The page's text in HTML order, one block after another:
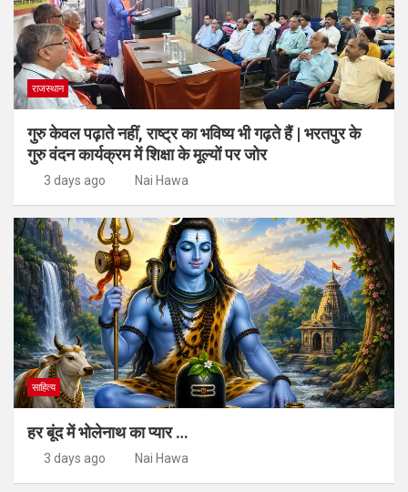
राजस्थान
गुरु केवल पढ़ाते नहीं, राष्ट्र का भविष्य भी गढ़ते हैं | भरतपुर के
गुरु वंदन कार्यक्रम में शिक्षा के मूल्यों पर जोर
3 days ago Nai Hawa
साहित्य
हर बूंद में भोलेनाथ का प्यार …
3 days ago Nai Hawa